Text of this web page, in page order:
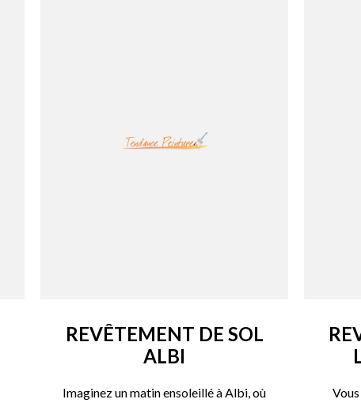
REVÊTEMENT DE SOL
ALBI
Imaginez un matin ensoleillé à Albi, où